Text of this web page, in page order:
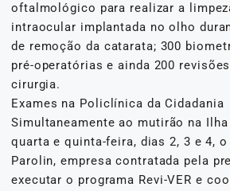
oftalmológico para realizar a
intraocular implantada no olho
de remoção da catarata; 300
pré-operatórias e ainda 200
cirurgia.
Exames na Policlínica da Cidadania
Simultaneamente ao mutirão na
quarta e quinta-feira, dias 2, 3 e 4,
Parolin, empresa contratada pela
executar o programa Revi-VER e